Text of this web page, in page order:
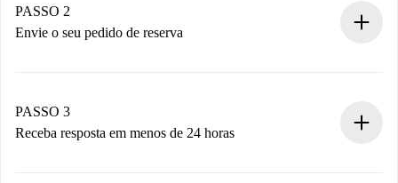
Você tem todas as informações necessárias
antecipadamente.
PASSO 2
Envie o seu pedido de reserva
Não cobramos nada até que o proprietário confirme.
PASSO 3
Receba resposta em menos de 24 horas